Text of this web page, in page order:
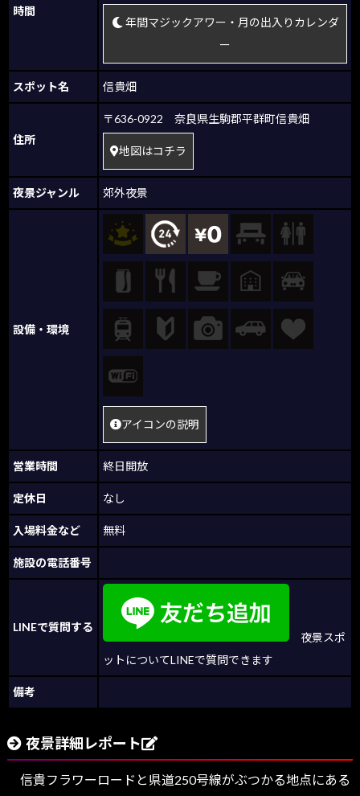
時間
年間マジックアワー・月の出入りカレンダ
ー
スポット名 信貴畑
住所
〒636-0922 奈良県生駒郡平群町信貴畑
地図はコチラ
夜景ジャンル 郊外夜景
設備・環境
アイコンの説明
営業時間 終日開放
定休日 なし
入場料金など 無料
施設の電話番号
LINEで質問する
夜景スポ
ットについてLINEで質問できます
備考
夜景詳細レポート
信貴フラワーロードと県道250号線がぶつかる地点にある